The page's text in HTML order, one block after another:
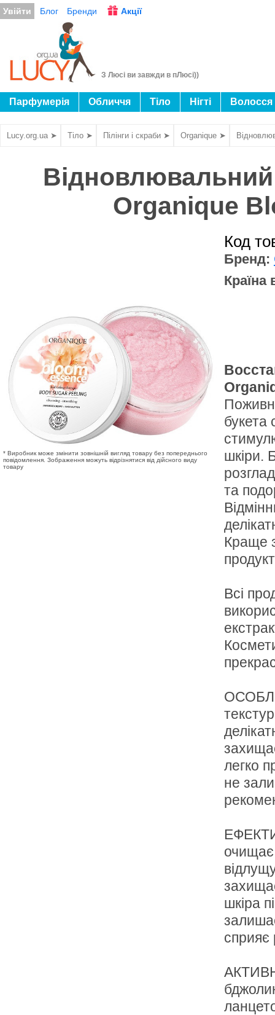
Увійти Блог Бренди Акції
З Люсі ви завжди в пЛюсі))
Парфумерія Обличчя Тіло Нігті Волосся
Lucy.org.ua ➤ Тіло ➤ Пілінги і скраби ➤ Organique ➤
Відновлювальний
Organique
* Виробник може змінити зовнішній вигляд товару без попереднього
повідомлення. Зображення можуть відрізнятися від дійсного виду
товару
Код
Бренд:
букета
шкіри.
та
Краще
Всі
легко
не
шкіра
сприяє